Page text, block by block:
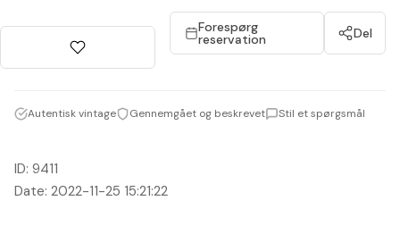
ID: 9411
Date: 2022-11-25 15:21:22
Forespørg
reservation Del
Autentisk vintage Gennemgået og beskrevet Stil et spørgsmål